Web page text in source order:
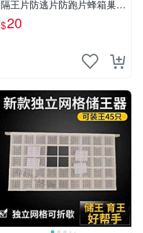
隔王片防逃片防跑片蜂箱巢門
蜂王防飛逃防跑王片 防逃框
$20